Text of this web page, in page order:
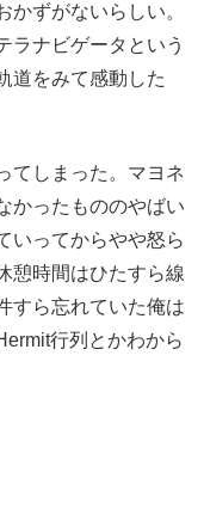
ずがないらしい。
ラナビゲータという
道をみて感動した
てしまった。マヨネ
かったもののやばい
いってからやや怒ら
憩時間はひたすら線
すら忘れていた俺は
行列とかわから